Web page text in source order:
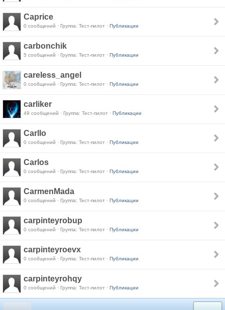
Caprice
0 сообщений · Группа: Тест-пилот · Публикации
carbonchik
5 сообщений · Группа: Тест-пилот · Публикации
careless_angel
0 сообщений · Группа: Тест-пилот · Публикации
carliker
49 сообщений · Группа: Тест-пилот · Публикации
Carllo
0 сообщений · Группа: Тест-пилот · Публикации
Carlos
0 сообщений · Группа: Тест-пилот · Публикации
CarmenMada
0 сообщений · Группа: Тест-пилот · Публикации
carpinteyrobup
0 сообщений · Группа: Тест-пилот · Публикации
carpinteyroevx
0 сообщений · Группа: Тест-пилот · Публикации
carpinteyrohqy
0 сообщений · Группа: Тест-пилот · Публикации